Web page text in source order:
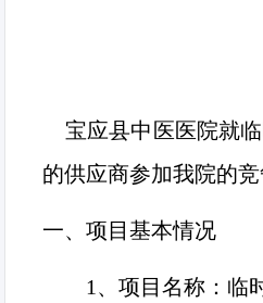
宝应县中医医院就
的供应商参加我院的竞
一、项目基本情况
1、 项目名称：临